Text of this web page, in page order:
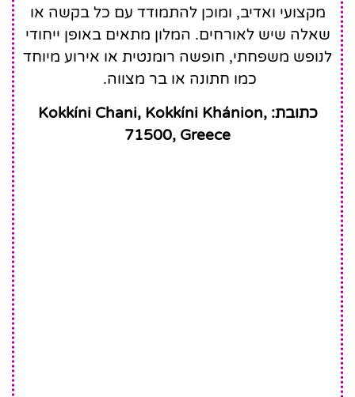
מקצועי ואדיב, ומוכן להתמודד עם כל בקשה או
שאלה שיש לאורחים. המלון מתאים באופן ייחודי
לנופש משפחתי, חופשה רומנטית או אירוע מיוחד
כמו חתונה או בר מצווה.
כתובת: Kokkíni Chani, Kokkíni Khánion,
71500, Greece